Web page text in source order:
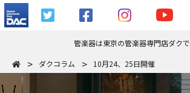
管楽器は東京の管楽器専門店ダクで
ダクコラム
10月24、25日開催